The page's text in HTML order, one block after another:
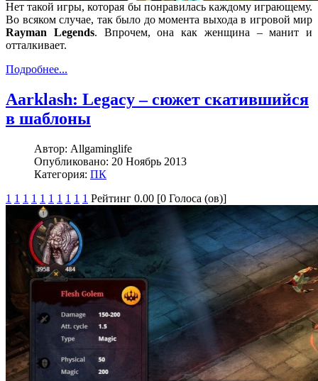
Нет такой игры, которая бы понравилась каждому играющему.
Во всяком случае, так было до момента выхода в игровой мир
Rayman Legends. Впрочем, она как женщина – манит и
отталкивает.
Подробнее...
Aarklash: Legacy – сюжет скатившийся
в шаблоны
Автор: Allgaminglife
Опубликовано: 20 Ноябрь 2013
Категория: ПК
1 1 1 1 1 1 1 1 1 1 Рейтинг 0.00 [0 Голоса (ов)]